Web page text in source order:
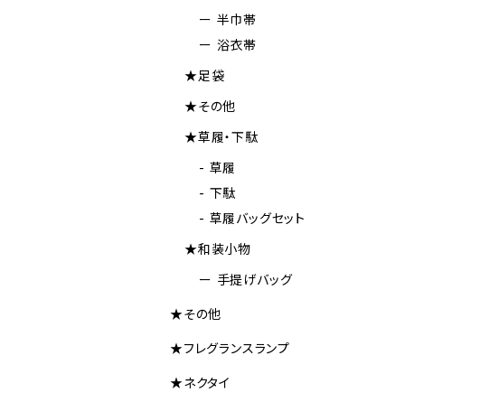
ー 半巾帯
ー 浴衣帯
★足袋
★その他
★草履・下駄
- 草履
- 下駄
- 草履バッグセット
★和装小物
ー 手提げバッグ
★その他
★フレグランスランプ
★ネクタイ